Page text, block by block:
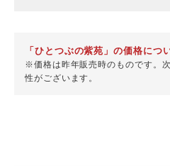
「ひとつぶの紫苑」の価格につ
※価格は昨年販売時のものです。
性がございます。